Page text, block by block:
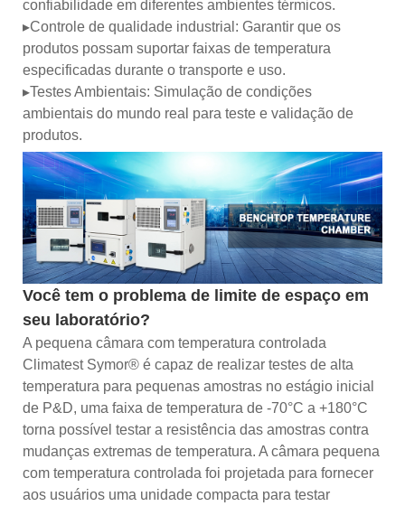
confiabilidade em diferentes ambientes térmicos.
▸Controle de qualidade industrial: Garantir que os
produtos possam suportar faixas de temperatura
especificadas durante o transporte e uso.
▸Testes Ambientais: Simulação de condições
ambientais do mundo real para teste e validação de
produtos.
Você tem o problema de limite de espaço em
seu laboratório?
A pequena câmara com temperatura controlada
Climatest Symor® é capaz de realizar testes de alta
temperatura para pequenas amostras no estágio inicial
de P&D, uma faixa de temperatura de -70°C a +180°C
torna possível testar a resistência das amostras contra
mudanças extremas de temperatura. A câmara pequena
com temperatura controlada foi projetada para fornecer
aos usuários uma unidade compacta para testar